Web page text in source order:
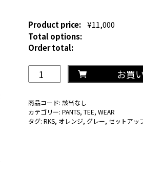
Product price: ¥11,000
Total options:
Order total:
RKS
パ
ル
セ
ッ
お買
商品コード: 該当なし
カテゴリー: PANTS, TEE, WEAR
タグ: RKS, オレンジ, グレー, セットアッ